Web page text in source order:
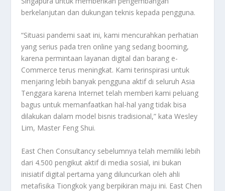
berkelanjutan dan dukungan teknis kepada pengguna.
“Situasi pandemi saat ini, kami mencurahkan perhatian
yang serius pada tren online yang sedang booming,
karena permintaan layanan digital dan barang e-
Commerce terus meningkat. Kami terinspirasi untuk
menjaring lebih banyak pengguna aktif di seluruh Asia
Tenggara karena Internet telah memberi kami peluang
bagus untuk memanfaatkan hal-hal yang tidak bisa
dilakukan dalam model bisnis tradisional,” kata Wesley
Lim, Master Feng Shui.
East Chen Consultancy sebelumnya telah memiliki lebih
dari 4.500 pengikut aktif di media sosial, ini bukan
inisiatif digital pertama yang diluncurkan oleh ahli
metafisika Tiongkok yang berpikiran maju ini. East Chen